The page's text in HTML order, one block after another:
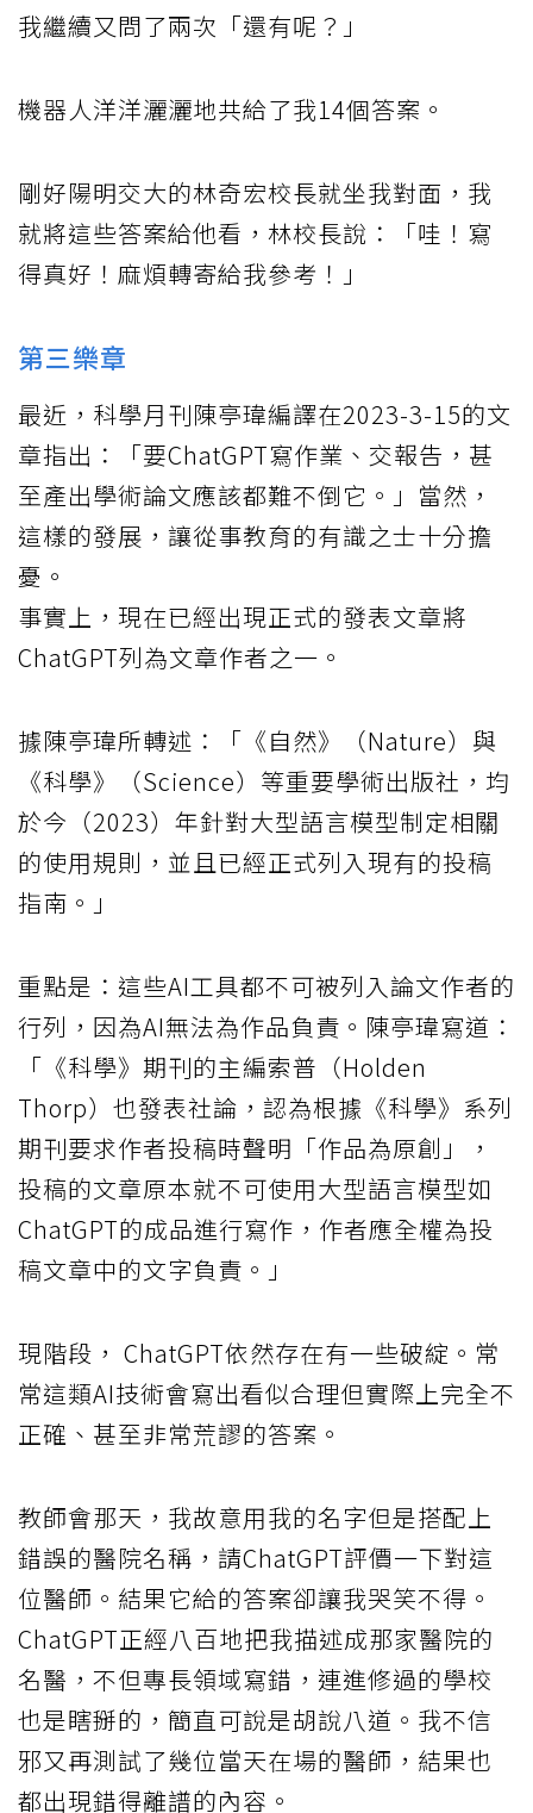
我繼續又問了兩次「還有呢？」
機器人洋洋灑灑地共給了我14個答案。
剛好陽明交大的林奇宏校長就坐我對面，我
就將這些答案給他看，林校長說：「哇！寫
得真好！麻煩轉寄給我參考！」
第三樂章
最近，科學月刊陳亭瑋編譯在2023-3-15的文
章指出：「要ChatGPT寫作業、交報告，甚
至產出學術論文應該都難不倒它。」當然，
這樣的發展，讓從事教育的有識之士十分擔
憂。
事實上，現在已經出現正式的發表文章將
ChatGPT列為文章作者之一。
據陳亭瑋所轉述：「《自然》（Nature）與
《科學》（Science）等重要學術出版社，均
於今（2023）年針對大型語言模型制定相關
的使用規則，並且已經正式列入現有的投稿
指南。」
重點是：這些AI工具都不可被列入論文作者的
行列，因為AI無法為作品負責。陳亭瑋寫道：
「《科學》期刊的主編索普（Holden
Thorp）也發表社論，認為根據《科學》系列
期刊要求作者投稿時聲明「作品為原創」，
投稿的文章原本就不可使用大型語言模型如
ChatGPT的成品進行寫作，作者應全權為投
稿文章中的文字負責。」
現階段， ChatGPT依然存在有一些破綻。常
常這類AI技術會寫出看似合理但實際上完全不
正確、甚至非常荒謬的答案。
教師會那天，我故意用我的名字但是搭配上
錯誤的醫院名稱，請ChatGPT評價一下對這
位醫師。結果它給的答案卻讓我哭笑不得。
ChatGPT正經八百地把我描述成那家醫院的
名醫，不但專長領域寫錯，連進修過的學校
也是瞎掰的，簡直可說是胡說八道。我不信
邪又再測試了幾位當天在場的醫師，結果也
都出現錯得離譜的內容。